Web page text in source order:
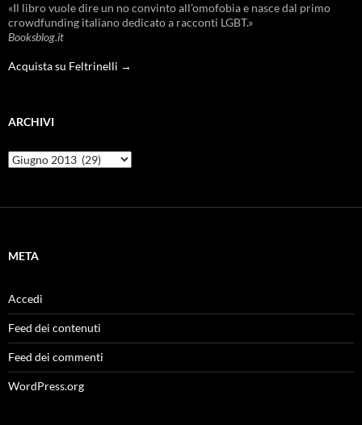
«Il libro vuole dire un no convinto all’omofobia e nasce dal primo
crowdfunding italiano dedicato a racconti LGBT.»
Booksblog.it
Acquista su Feltrinelli →
ARCHIVI
Archivi
META
Accedi
Feed dei contenuti
Feed dei commenti
WordPress.org